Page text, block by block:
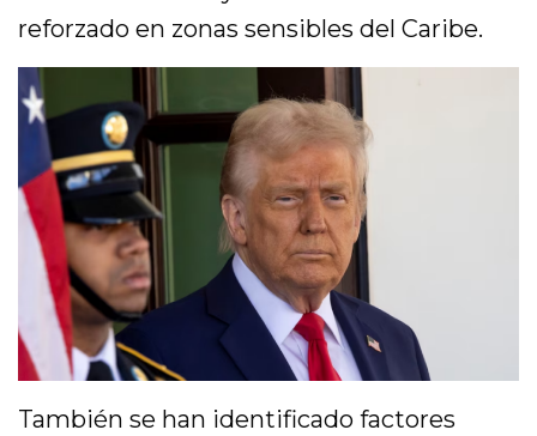
reforzado en zonas sensibles del Caribe.
También se han identificado factores